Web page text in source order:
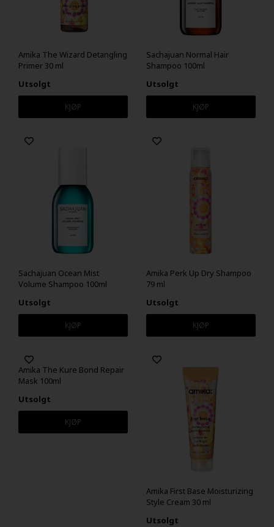
Amika The Wizard Detangling
Primer 30 ml
Utsolgt
Sachajuan Normal Hair
Shampoo 100ml
Utsolgt
Sachajuan Ocean Mist
Volume Shampoo 100ml
Utsolgt
Amika Perk Up Dry Shampoo
79 ml
Utsolgt
Amika The Kure Bond Repair
Mask 100ml
Utsolgt
Amika First Base Moisturizing
Style Cream 30 ml
Utsolgt